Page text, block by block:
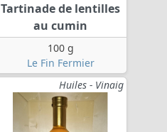
Tartinade de lentilles
au cumin
100 g
Le Fin Fermier
Huiles - Vinaig